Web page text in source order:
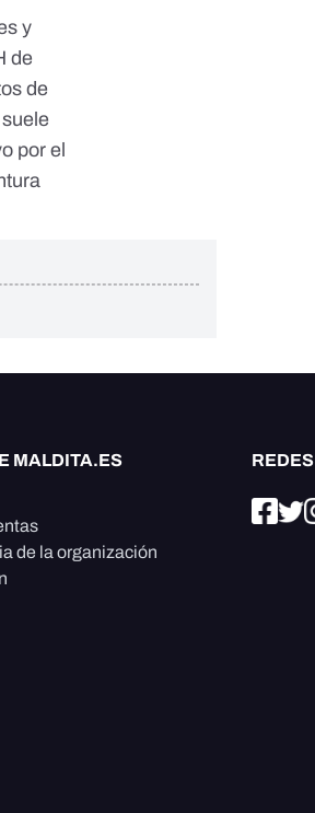
y
de
de
por el
MALDITA.ES
de la organización
REDES